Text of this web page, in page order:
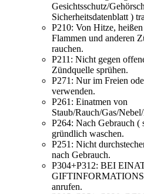
Gesichtsschutz/
Sicherheitsdatenblatt )
P210: Von Hitze,
Flammen und anderen
rauchen.
P211: Nicht gegen
Zündquelle sprühen.
P271: Nur im Freien
verwenden.
P261: Einatmen von
Staub/Rauch/Gas/
P264: Nach Gebrauch (
gründlich waschen.
P251: Nicht
nach Gebrauch.
P304+P312: BEI
anrufen.